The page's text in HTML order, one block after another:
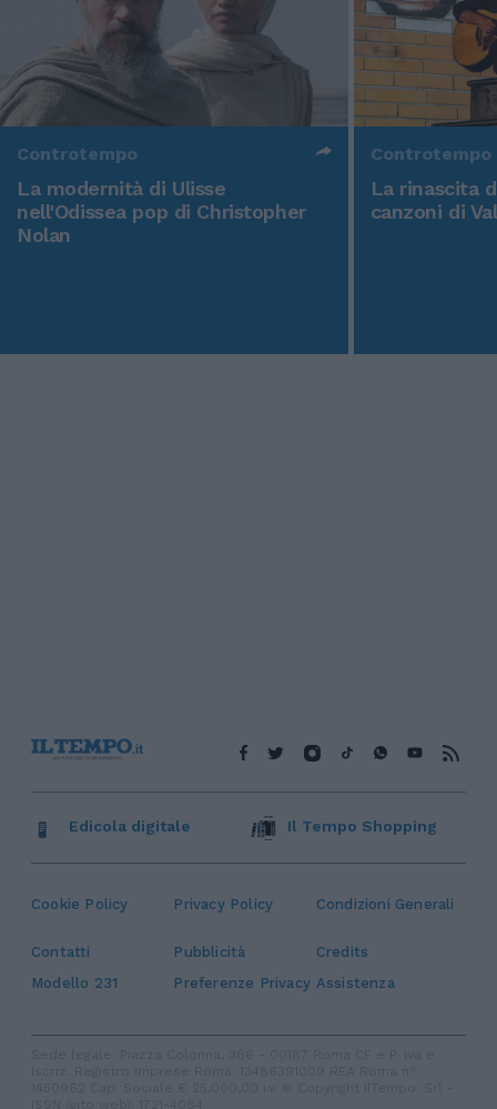
Controtempo
La modernità di Ulisse
nell'Odissea pop di Christopher
Nolan
Controtempo
La rinascita
canzoni di
Cookie Policy Privacy Policy Condizioni Generali
Contatti Pubblicità
Credits
Modello 231
Preferenze Privacy Assistenza
Edicola digitale Il Tempo Shopping